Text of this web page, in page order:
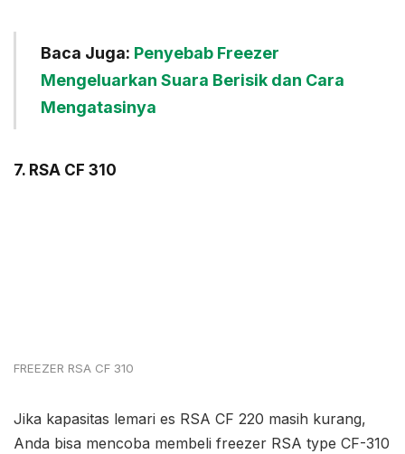
Baca Juga: Penyebab Freezer
Mengeluarkan Suara Berisik dan Cara
Mengatasinya
7. RSA CF 310
FREEZER RSA CF 310
Jika kapasitas lemari es RSA CF 220 masih kurang,
Anda bisa mencoba membeli freezer RSA type CF-310